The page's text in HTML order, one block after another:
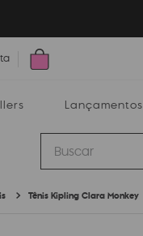
Lançamentos
Buscar
Tênis Kipling Clara Monkey